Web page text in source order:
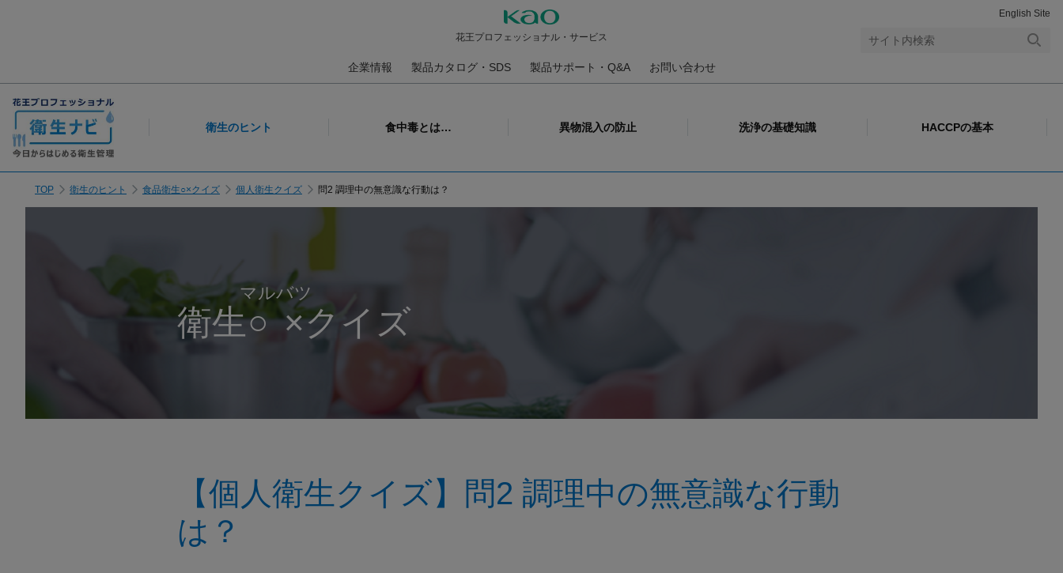
花王プロフェッショナル・サービス
English Site
する
企業情報 製品カタログ・SDS 製品サポート・Q&A お問い合わせ
衛生のヒント 食中毒とは… 異物混入の防止 洗浄の基礎知識 HACCPの基本
TOP 衛生のヒント 食品衛生○×クイズ 個人衛生クイズ 問2 調理中の無意識な行動は？
衛生○×
マルバツ
クイズ
【個人衛生クイズ】問2 調理中の無意識な行動
は？